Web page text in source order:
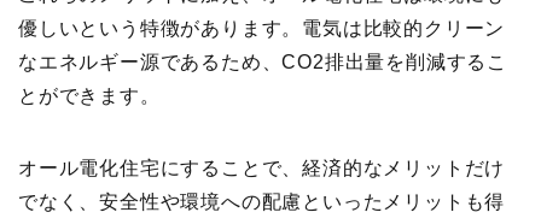
優しいという特徴があります。電気は比較的クリーン
なエネルギー源であるため、CO2排出量を削減するこ
とができます。
オール電化住宅にすることで、経済的なメリットだけ
でなく、安全性や環境への配慮といったメリットも得